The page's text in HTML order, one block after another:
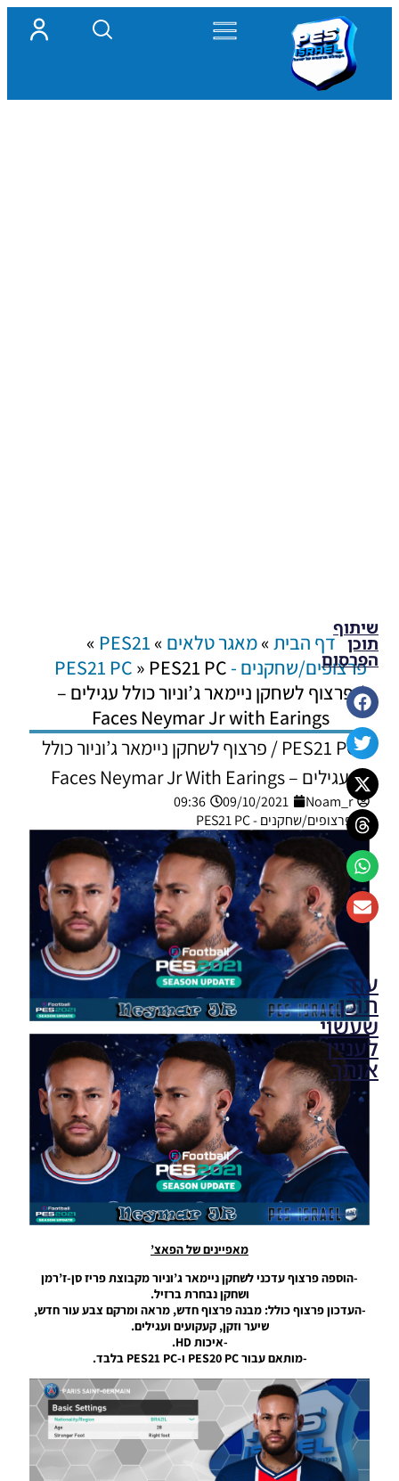
דף הבית »מאגר טלאים »
PES21
»
פרצופים/שחקנים - PES21 PC
» PES21 PC
/ פרצוף לשחקן ניימאר ג’וניור כולל עגילים –
Faces Neymar Jr with Earings
PES21 PC / פרצוף לשחקן ניימאר ג’וניור כולל
עגילים – Faces Neymar Jr With Earings
Noam_r
09/10/2021
09:36
פרצופים/שחקנים - PES21 PC
מאפיינים של הפאצ’
-הוספה פרצוף עדכני לשחקן ניימאר ג’וניור מקבוצת פריז סן-ז’רמן
ושחקן נבחרת ברזיל.
-העדכון פרצוף כולל: מבנה פרצוף חדש, מראה ומרקם צבע עור חדש,
שיער וזקן, קעקועים ועגילים.
-איכות HD.
-מותאם עבור PES20 PC ו-PES21 PC בלבד.
שיתוף
תוכן
הפרסום
עוד
תוכן
שעשוי
לעניין
אותך
PES21 PC /
פרצוף קיליאן
(המרה מ-EA
FC 25) –
Kylian
Mbappé
Face
08:59
לשחקן
ליונל מסי
מעודכן
לעונה
2024 –
Lionel